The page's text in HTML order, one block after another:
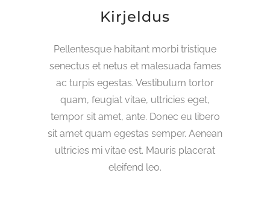
Kirjeldus
Pellentesque habitant morbi tristique
senectus et netus et malesuada fames
ac turpis egestas. Vestibulum tortor
quam, feugiat vitae, ultricies eget,
tempor sit amet, ante. Donec eu libero
sit amet quam egestas semper. Aenean
ultricies mi vitae est. Mauris placerat
eleifend leo.